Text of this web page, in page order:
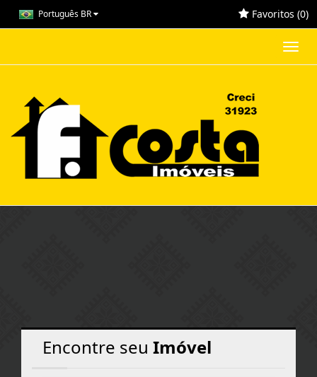
Português BR Favoritos (0)
Encontre seu Imóvel